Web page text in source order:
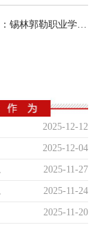
医学院“健康扶贫——爱心医疗实践服务团”走进阿尔善宝力格…
2025-12-12
2025-12-04
2025-11-27
座
2025-11-24
活动
2025-11-20